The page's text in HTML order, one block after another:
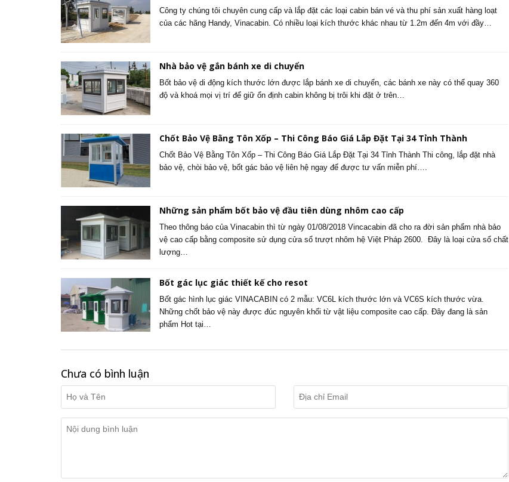
Công ty chúng tôi chuyên cung cấp và lắp đặt các loại cabin bán vé và thu phí sản xuất hàng loạt
của các hãng Handy, Vinacabin. Có nhiều loại kích thước khác nhau từ 1.2m đến 4m với đầy…
Nhà bảo vệ gắn bánh xe di chuyển
Bốt bảo vệ di động kích thước lớn được lắp bánh xe di chuyển, các bánh xe này có thể quay 360
độ và khoá mọi vị trí để giữ ổn định cabin không bị trôi khi đặt ở trên…
Chốt Bảo Vệ Bằng Tôn Xốp – Thi Công Báo Giá Lắp Đặt Tại 34 Tỉnh Thành
Chốt Bảo Vệ Bằng Tôn Xốp – Thi Công Báo Giá Lắp Đặt Tại 34 Tỉnh Thành Thi công, lắp đặt nhà
bảo vệ, chòi bảo vệ, bốt gác bảo vệ liên hệ ngay để được tư vấn miễn phí….
Những sản phẩm bốt bảo vệ đầu tiên dùng nhôm cao cấp
Theo thông báo của Vinacabin thì từ ngày 01/08/2018 Vincacabin đã cho ra đời sản phẩm nhà bảo
vệ cao cấp bằng composite sử dụng cửa sổ trượt nhôm hệ Việt Pháp 2600. Đây là loại cửa sổ chất
lượng…
Bốt gác lục giác thiết kế cho resot
Bốt gác hình lục giác VINACABIN có 2 mẫu: VC6L kích thước lớn và VC6S kích thước vừa.
Những chốt bảo vệ này được đúc nguyên khối từ vật liệu composite cao cấp. Đây đang là sản
phẩm Hot tại…
Chưa có bình luận